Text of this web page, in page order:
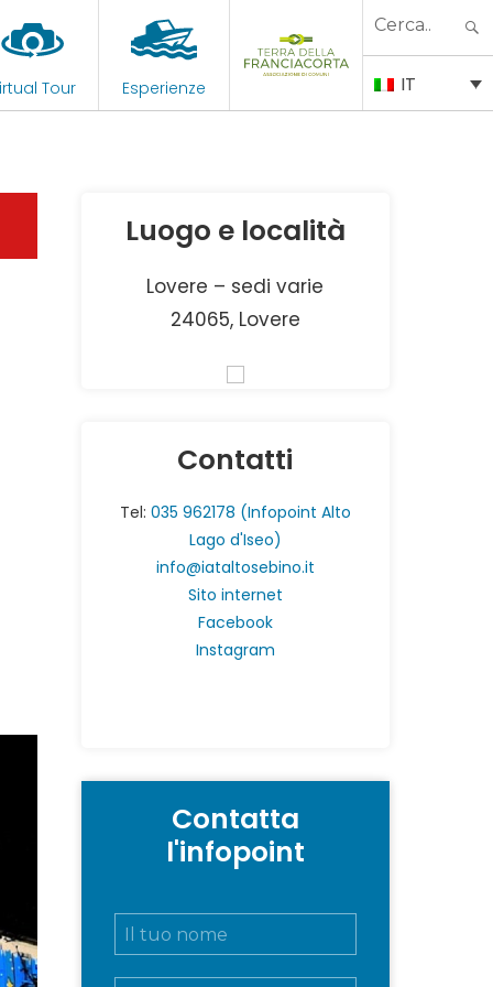
Tour Esperienze
Search
IT
Luogo e località
Lovere – sedi varie
24065, Lovere
Contatti
Tel: 035 962178 (Infopoint Alto
Lago d'Iseo)
info@iataltosebino.it
Sito internet
Facebook
Instagram
Contatta
l'infopoint
N